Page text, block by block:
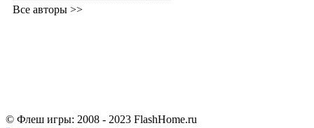
Все авторы >>
© Флеш игры: 2008 - 2023 FlashHome.ru